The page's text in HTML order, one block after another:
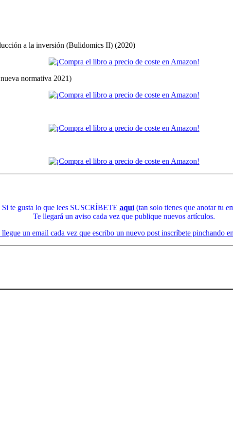
a la inversión (Bulidomics II) (2020)
normativa 2021)
Si te gusta lo que lees SUSCRÍBETE aquí(tan solo tienes que anotar tu
Te llegará un aviso cada vez que publique nuevos artículos.